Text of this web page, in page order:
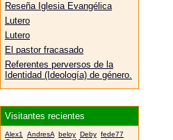
Reseña Iglesia Evangélica
Lutero
Lutero
El pastor fracasado
Referentes perversos de la
Identidad (Ideología) de género.
Visitantes recientes
Alex1 AndresA beloy Deby fede77